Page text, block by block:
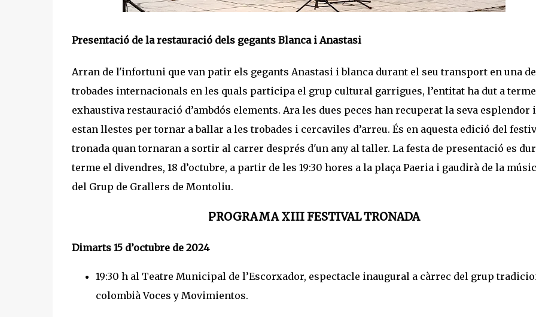
Presentació de la restauració dels gegants Blanca i Anastasi
Arran de l'infortuni que van patir els gegants Anastasi i blanca durant el seu transport en una
trobades internacionals en les quals participa el grup cultural garrigues, l’entitat ha dut a
exhaustiva restauració d’ambdós elements. Ara les dues peces han recuperat la seva esplendor i
estan llestes per tornar a ballar a les trobades i cercaviles d’arreu. És en aquesta edició del
tronada quan tornaran a sortir al carrer després d'un any al taller. La festa de presentació es
terme el divendres, 18 d’octubre, a partir de les 19:30 hores a la plaça Paeria i gaudirà de la
del Grup de Grallers de Montoliu.
PROGRAMA XIII FESTIVAL TRONADA
Dimarts 15 d’octubre de 2024
19:30 h al Teatre Municipal de l’Escorxador, espectacle inaugural a càrrec del grup
colombià Voces y Movimientos.